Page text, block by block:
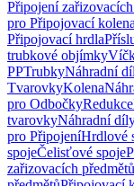
Připojení
pro Připojovací kolena
Připojovací hrdla
trubkové objímky
PPTrubkyNáhradní
TvarovkyKolena
pro OdbočkyRedukce
tvarovkyNáhradní
pro PřipojeníHrdlové
spojeČelisťové spoje
zařizovacích předmětů